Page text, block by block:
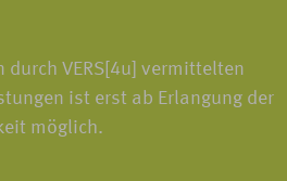
VERS[4u] vermittelten
ist erst ab Erlangung der
möglich.